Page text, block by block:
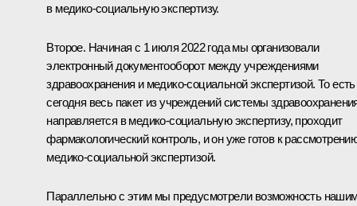
в медико-социальную экспертизу.
Второе. Начиная с 1 июля 2022 года мы организовали
электронный документооборот между учреждениями
здравоохранения и медико-социальной экспертизой. То есть
сегодня весь пакет из учреждений системы
направляется в медико-социальную экспертизу, проходит
фармакологический контроль, и он уже готов к
медико-социальной экспертизой.
Параллельно с этим мы предусмотрели возможность